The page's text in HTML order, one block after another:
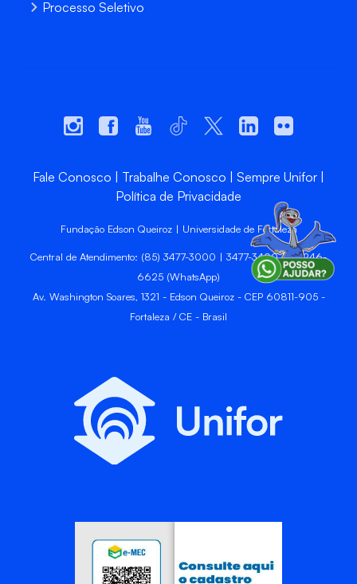
Processo Seletivo
Fale Conosco Trabalhe Conosco
Sempre Unifor
Política de Privacidade
Fundação Edson Queiroz | Universidade de Fortaleza
Central de Atendimento: (85) 3477-3000 | 3477-3400 | 99246-
6625 (WhatsApp)
Av. Washington Soares, 1321 - Edson Queiroz - CEP 60811-905 -
Fortaleza / CE - Brasil